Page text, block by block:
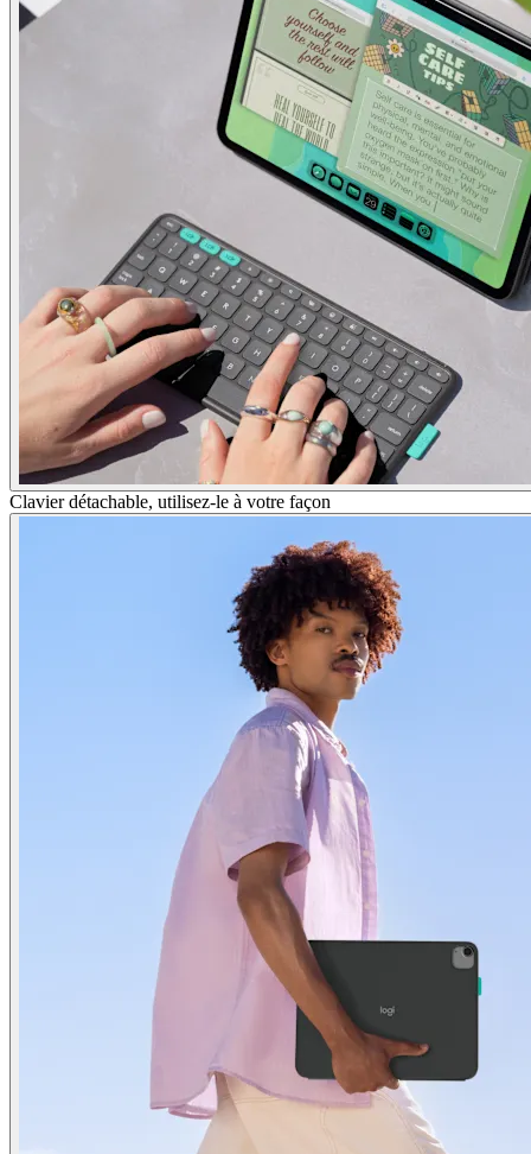
Clavier détachable, utilisez-le à votre façon